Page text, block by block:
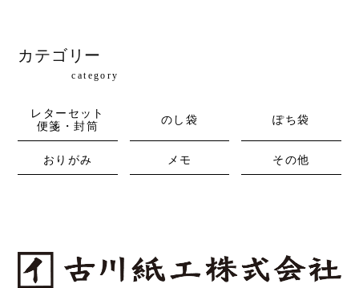
カテゴリー
category
レターセット
便箋・封筒
のし袋 ぽち袋
おりがみ メモ その他